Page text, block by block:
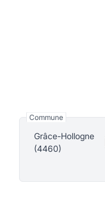
Commune
Grâce-Hollogne
(4460)